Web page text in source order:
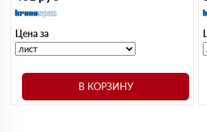
Цена за
В КОРЗИНУ